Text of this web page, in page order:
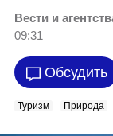
Вести и
09:31
Обсудить
Туризм Природа